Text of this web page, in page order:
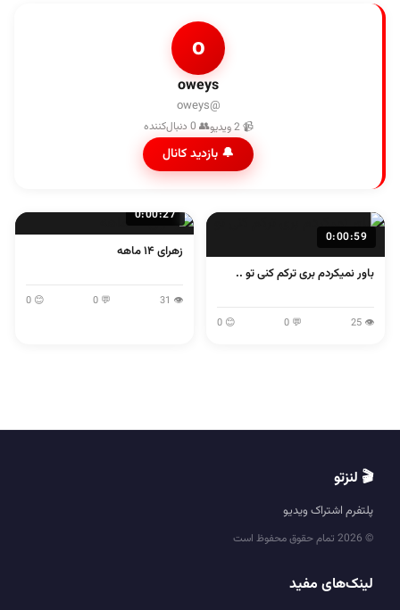
o
oweys
@oweys
📹 2 ویدیو 👥 0 دنبال‌کننده
🔔 بازدید کانال
0:00:59
باور نمیکردم بری ترکم کنی تو ..
👁 25
💬 0
😊 0
0:00:27
زهرای ۱۴ ماهه
👁 31
💬 0
😊 0
🎬 لنزتو
پلتفرم اشتراک ویدیو
© 2026 تمام حقوق محفوظ است
لینک‌های مفید